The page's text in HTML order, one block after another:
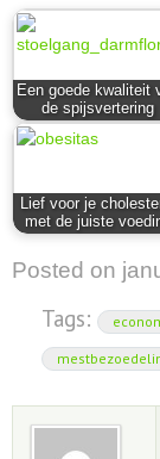
Een goede kwaliteit
de spijsvertering
Lief voor je
met de juiste
Posted on
Tags: